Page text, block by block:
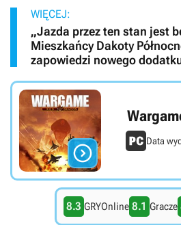
WIĘCEJ:
„Jazda przez ten stan jest
Mieszkańcy Dakoty
zapowiedzi nowego
 Data
8.3 GRYOnline 8.1 Gracze